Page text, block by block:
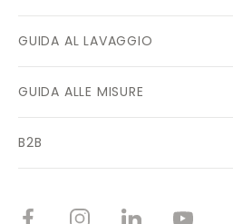
GUIDA AL LAVAGGIO
GUIDA ALLE MISURE
B2B